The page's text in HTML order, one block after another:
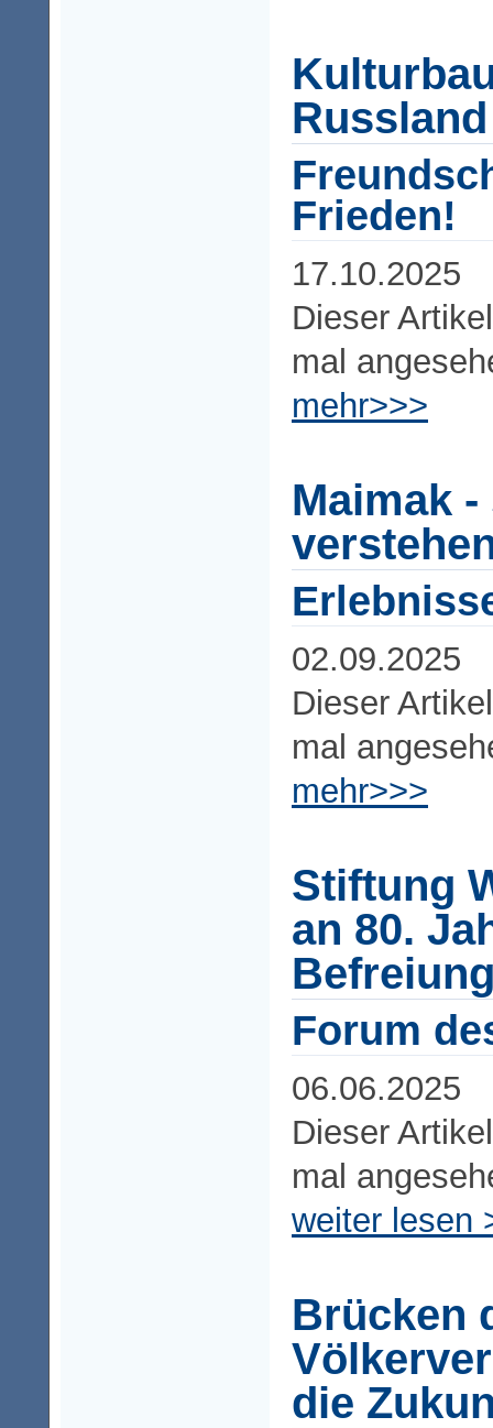
Frieden!
17.10.2025
Dieser
mal
mehr>>>
Maimak
02.09.2025
Dieser
mal
mehr>>>
Stiftung
an 80.
Forum
06.06.2025
Dieser
mal
weiter lesen
Brücken
die